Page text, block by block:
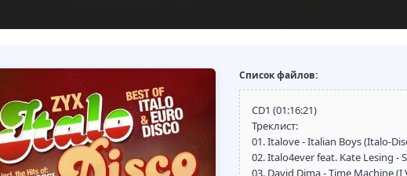
Список файлов:
CD1 (01:16:21)
Треклист:
01. Italove - Italian Boys (Italo-
02. Italo4ever feat. Kate Lesing -
03. David Dima - Time Machine (I